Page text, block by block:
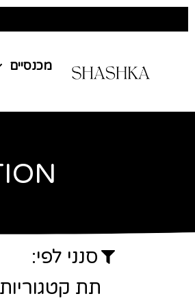
מכנסיים
סנני לפי:
תת קטגוריות